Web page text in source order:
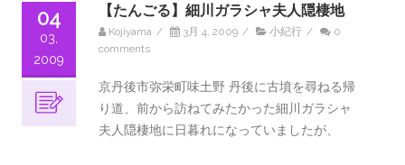
04
03,
2009
【たんごる】細川ガラシャ夫人隠棲地
Kojiyama / 3月 4, 2009 / 小紀行 /
0
comments
京丹後市弥栄町味土野 丹後に古墳を尋ねる帰
り道、前から訪ねてみたかった細川ガラシャ
夫人隠棲地に日暮れになっていましたが、